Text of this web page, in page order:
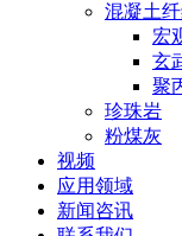
混凝土
宏
玄
聚
珍珠岩
粉煤灰
视频
应用领域
新闻咨讯